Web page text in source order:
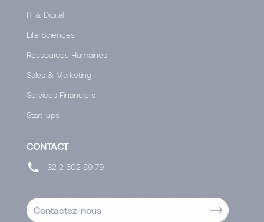
IT & Digital
Life Sciences
Ressources Humaines
Sales & Marketing
Services Financiers
Start-ups
CONTACT
+32 2 502 89 79
Contactez-nous